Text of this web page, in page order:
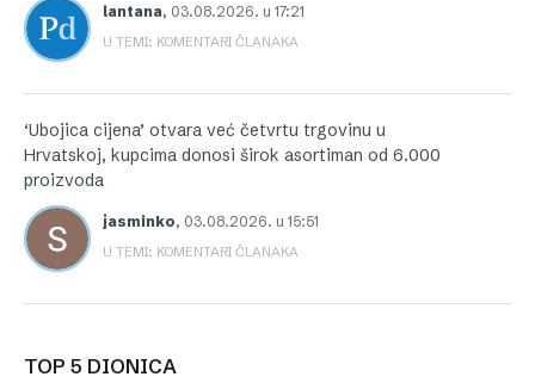
lantana, 03.08.2026. u 17:21
U TEMI: KOMENTARI ČLANAKA
‘Ubojica cijena’ otvara već četvrtu trgovinu u
Hrvatskoj, kupcima donosi širok asortiman od 6.000
proizvoda
jasminko, 03.08.2026. u 15:51
U TEMI: KOMENTARI ČLANAKA
TOP 5 DIONICA